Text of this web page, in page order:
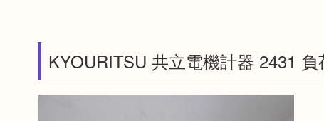
KYOURITSU 共立電機計器 2431